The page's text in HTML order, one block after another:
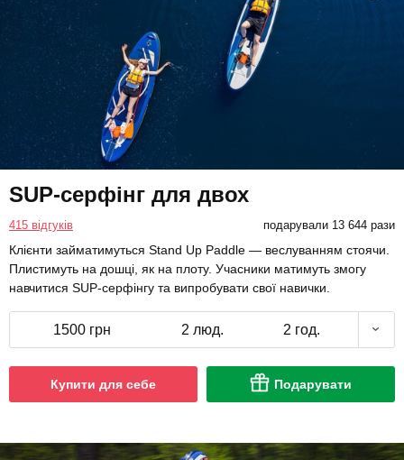
SUP-серфінг для двох
415 відгуків подарували 13 644 рази
Клієнти займатимуться Stand Up Paddle — веслуванням стоячи.
Плистимуть на дошці, як на плоту. Учасники матимуть змогу
навчитися SUP-серфінгу та випробувати свої навички.
1500 грн 2 люд. 2 год.
Купити для себе Подарувати